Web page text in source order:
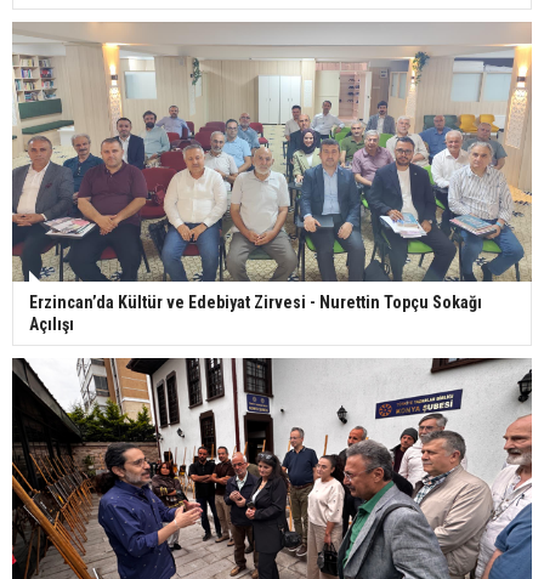
Erzincan’da Kültür ve Edebiyat Zirvesi - Nurettin Topçu Sokağı
Açılışı